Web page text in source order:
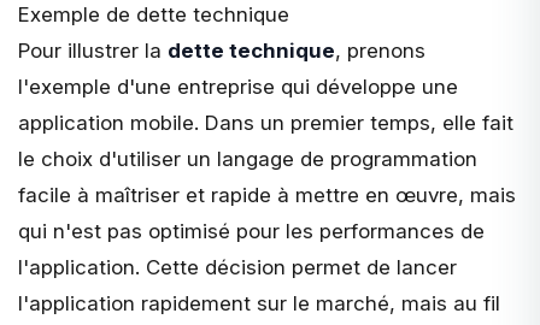
Exemple de dette technique
Pour illustrer la dette technique, prenons
l'exemple d'une entreprise qui développe une
application mobile. Dans un premier temps, elle fait
le choix d'utiliser un langage de programmation
facile à maîtriser et rapide à mettre en œuvre, mais
qui n'est pas optimisé pour les performances de
l'application. Cette décision permet de lancer
l'application rapidement sur le marché, mais au fil